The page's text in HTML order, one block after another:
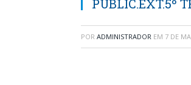
PUBLIC.EXT.5º
POR ADMINISTRADOR EM 7 DE